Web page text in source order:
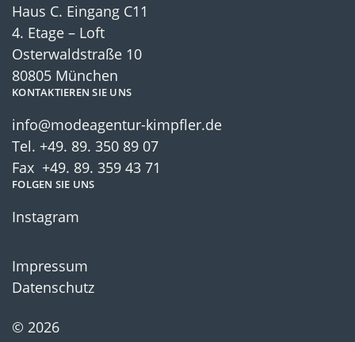
Haus C. Eingang C11
4. Etage – Loft
Osterwaldstraße 10
80805 München
KONTAKTIEREN SIE UNS
info@modeagentur-kimpfler.de
Tel. +49. 89. 350 89 07
Fax +49. 89. 359 43 71
FOLGEN SIE UNS
Instagram
Impressum
Datenschutz
© 2026